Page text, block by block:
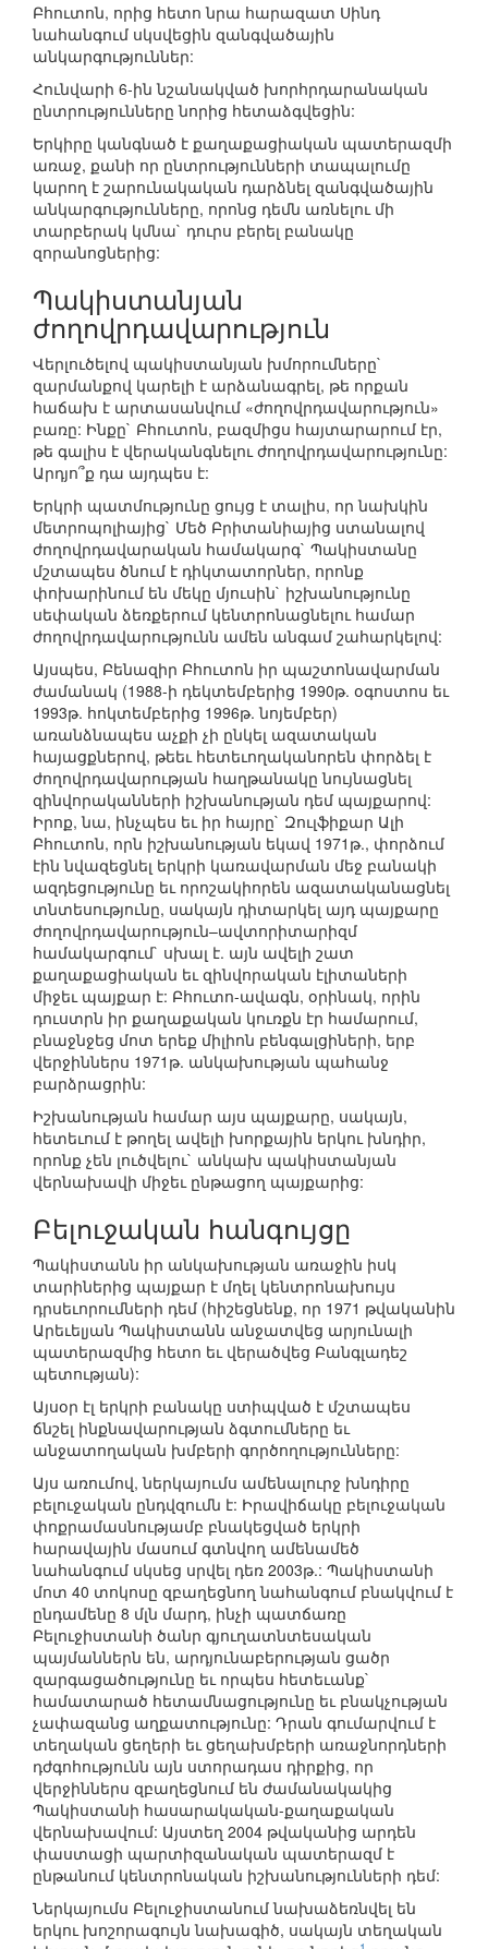
Բհուտոն, որից հետո նրա հարազատ Սինդ
նահանգում սկսվեցին զանգվածային
անկարգություններ:
Հունվարի 6-ին նշանակված խորհրդարանական
ընտրությունները նորից հետաձգվեցին:
Երկիրը կանգնած է քաղաքացիական պատերազմի
առաջ, քանի որ ընտրությունների տապալումը
կարող է շարունակական դարձնել զանգվածային
անկարգությունները, որոնց դեմն առնելու մի
տարբերակ կմնա` դուրս բերել բանակը
զորանոցներից:
Պակիստանյան
ժողովրդավարություն
Վերլուծելով պակիստանյան խմորումները`
զարմանքով կարելի է արձանագրել, թե որքան
հաճախ է արտասանվում «ժողովրդավարություն»
բառը: Ինքը` Բհուտոն, բազմիցս հայտարարում էր,
թե գալիս է վերականգնելու ժողովրդավարությունը:
Արդյո՞ք դա այդպես է:
Երկրի պատմությունը ցույց է տալիս, որ նախկին
մետրոպոլիայից` Մեծ Բրիտանիայից ստանալով
ժողովրդավարական համակարգ` Պակիստանը
մշտապես ծնում է դիկտատորներ, որոնք
փոխարինում են մեկը մյուսին` իշխանությունը
սեփական ձեռքերում կենտրոնացնելու համար
ժողովրդավարությունն ամեն անգամ շահարկելով:
Այսպես, Բենազիր Բհուտոն իր պաշտոնավարման
ժամանակ (1988-ի դեկտեմբերից 1990թ. օգոստոս եւ
1993թ. հոկտեմբերից 1996թ. նոյեմբեր)
առանձնապես աչքի չի ընկել ազատական
հայացքներով, թեեւ հետեւողականորեն փորձել է
ժողովրդավարության հաղթանակը նույնացնել
զինվորականների իշխանության դեմ պայքարով:
Իրոք, նա, ինչպես եւ իր հայրը` Զուլֆիքար Ալի
Բհուտոն, որն իշխանության եկավ 1971թ., փորձում
էին նվազեցնել երկրի կառավարման մեջ բանակի
ազդեցությունը եւ որոշակիորեն ազատականացնել
տնտեսությունը, սակայն դիտարկել այդ պայքարը
ժողովրդավարություն–ավտորիտարիզմ
համակարգում` սխալ է. այն ավելի շատ
քաղաքացիական եւ զինվորական էլիտաների
միջեւ պայքար է: Բհուտո-ավագն, օրինակ, որին
դուստրն իր քաղաքական կուռքն էր համարում,
բնաջնջեց մոտ երեք միլիոն բենգալցիների, երբ
վերջիններս 1971թ. անկախության պահանջ
բարձրացրին:
Իշխանության համար այս պայքարը, սակայն,
հետեւում է թողել ավելի խորքային երկու խնդիր,
որոնք չեն լուծվելու` անկախ պակիստանյան
վերնախավի միջեւ ընթացող պայքարից:
Բելուջական հանգույցը
Պակիստանն իր անկախության առաջին իսկ
տարիներից պայքար է մղել կենտրոնախույս
դրսեւորումների դեմ (հիշեցնենք, որ 1971 թվականին
Արեւելյան Պակիստանն անջատվեց արյունալի
պատերազմից հետո եւ վերածվեց Բանգլադեշ
պետության):
Այսօր էլ երկրի բանակը ստիպված է մշտապես
ճնշել ինքնավարության ձգտումները եւ
անջատողական խմբերի գործողությունները:
Այս առումով, ներկայումս ամենալուրջ խնդիրը
բելուջական ընդվզումն է: Իրավիճակը բելուջական
փոքրամասնությամբ բնակեցված երկրի
հարավային մասում գտնվող ամենամեծ
նահանգում սկսեց սրվել դեռ 2003թ.: Պակիստանի
մոտ 40 տոկոսը զբաղեցնող նահանգում բնակվում է
ընդամենը 8 մլն մարդ, ինչի պատճառը
Բելուջիստանի ծանր գյուղատնտեսական
պայմաններն են, արդյունաբերության ցածր
զարգացածությունը եւ որպես հետեւանք`
համատարած հետամնացությունը եւ բնակչության
չափազանց աղքատությունը: Դրան գումարվում է
տեղական ցեղերի եւ ցեղախմբերի առաջնորդների
դժգոհությունն այն ստորադաս դիրքից, որ
վերջիններս զբաղեցնում են ժամանակակից
Պակիստանի հասարակական-քաղաքական
վերնախավում: Այստեղ 2004 թվականից արդեն
փաստացի պարտիզանական պատերազմ է
ընթանում կենտրոնական իշխանությունների դեմ:
Ներկայումս Բելուջիստանում նախաձեռնվել են
երկու խոշորագույն նախագիծ, սակայն տեղական